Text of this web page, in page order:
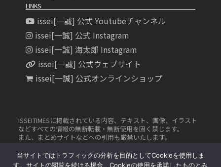
LINKS
issei[一誠] 公式 Youtubeチャンネル
issei[一誠] 公式 Instagram
issei[一誠] 海太郎 Instagram
issei[一誠] 公式ウェブサイト
issei[一誠] 公式オンラインショップ
ISSEITIMESに掲載されている内容、テキスト、画像、イラスト
などすべての情報の無断転載・無断使用を固く禁じます。
また、まとめサイトなどへの引用も厳禁いたします。
当サイトではトラフィックの分析を目的としてCookieを使用しま
す。サイトの閲覧を続ける場合、Cookieの使用を承諾したものとみ